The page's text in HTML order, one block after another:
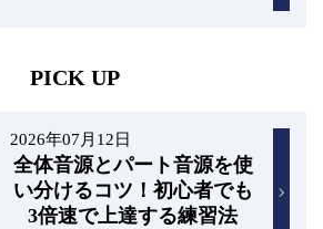
PICK UP
2026年07月12日
全体音源とパート音源を使
い分けるコツ！初心者でも
3倍速で上達する練習法